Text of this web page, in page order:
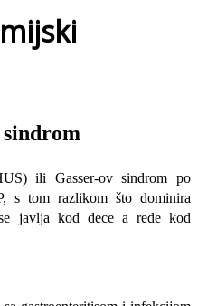
ili Gasser-ov sindrom po
s tom razlikom što dominira
javlja kod dece a rede kod